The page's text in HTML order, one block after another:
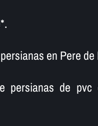
en Pere
persianas de